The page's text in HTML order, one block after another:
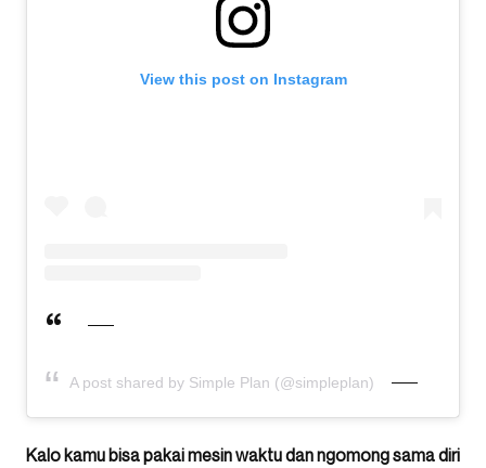
View this post on Instagram
A post shared by Simple Plan (@simpleplan)
Kalo kamu bisa pakai mesin waktu dan ngomong sama diri